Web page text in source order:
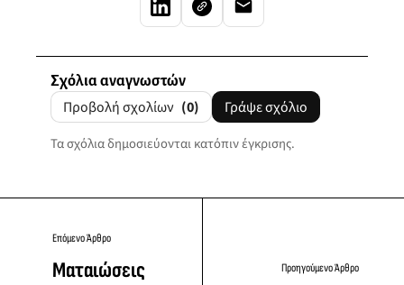
Σχόλια αναγνωστών
Προβολή σχολίων (0) Γράψε σχόλιο
Τα σχόλια δημοσιεύονται κατόπιν έγκρισης.
Επόμενο Άρθρο
Ματαιώσεις
Προηγούμενο Άρθρο